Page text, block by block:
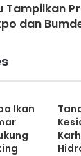
Tampilkan
dan
Ikan